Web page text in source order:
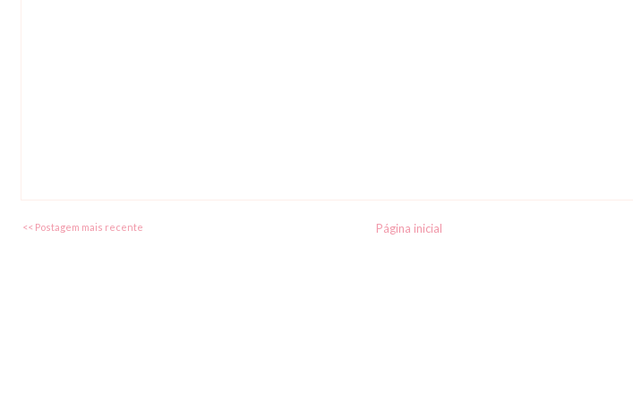
<< Postagem mais recente Página inicial